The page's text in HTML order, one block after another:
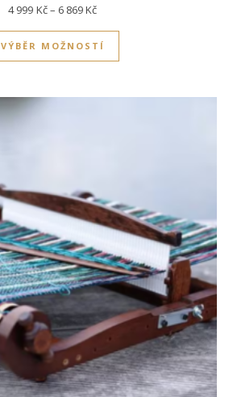
4 999 Kč– 6 869KčRozpětí cen: 4 999Kč až 6
VÝBĚR MOŽNOSTÍ